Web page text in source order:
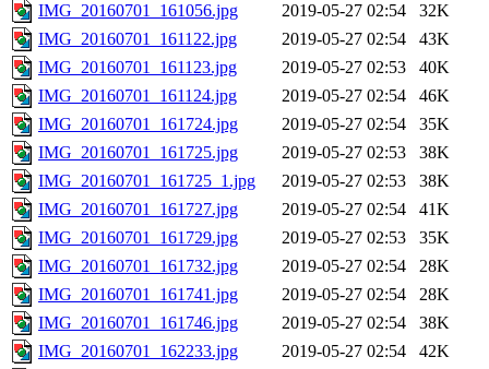
IMG_20160701_161056.jpg
2019-05-27 02:54
32K
IMG_20160701_161122.jpg
2019-05-27 02:54
43K
IMG_20160701_161123.jpg
2019-05-27 02:53
40K
IMG_20160701_161124.jpg
2019-05-27 02:54
46K
IMG_20160701_161724.jpg
2019-05-27 02:54
35K
IMG_20160701_161725.jpg
2019-05-27 02:53
38K
IMG_20160701_161725_1.jpg
2019-05-27 02:53
38K
IMG_20160701_161727.jpg
2019-05-27 02:54
41K
IMG_20160701_161729.jpg
2019-05-27 02:53
35K
IMG_20160701_161732.jpg
2019-05-27 02:54
28K
IMG_20160701_161741.jpg
2019-05-27 02:54
28K
IMG_20160701_161746.jpg
2019-05-27 02:54
38K
IMG_20160701_162233.jpg
2019-05-27 02:54
42K